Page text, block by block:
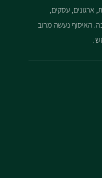
ארגונים, עסקים,
האיסוף נעשה מרוב
.